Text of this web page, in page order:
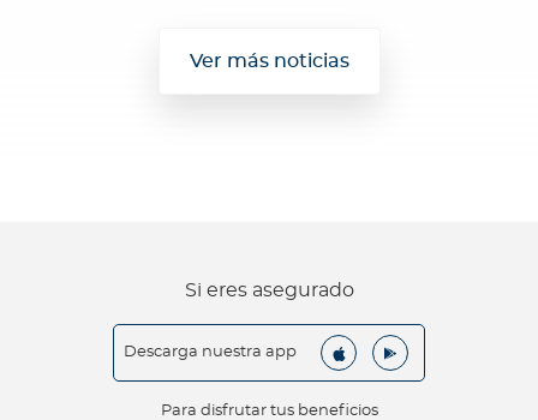
Ver más noticias
Si eres asegurado
Descarga nuestra app
Para disfrutar tus beneficios